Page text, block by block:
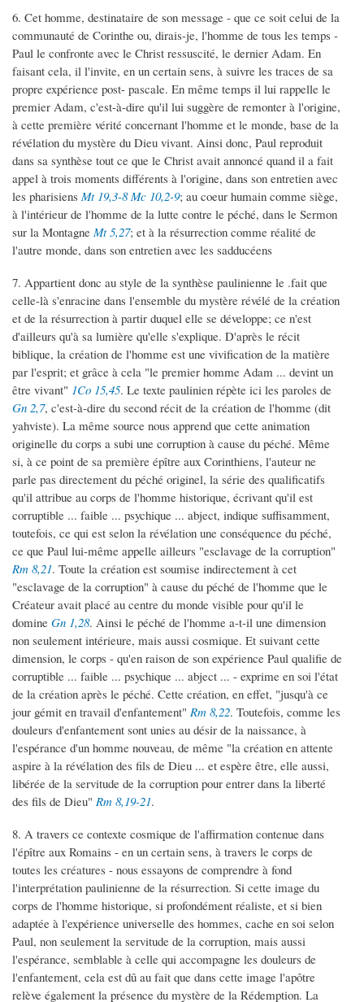
6. Cet homme, destinataire de son message - que ce soit celui de la
communauté de Corinthe ou, dirais-je, l'homme de tous les temps -
Paul le confronte avec le Christ ressuscité, le dernier Adam. En
faisant cela, il l'invite, en un certain sens, à suivre les traces de sa
propre expérience post- pascale. En même temps il lui rappelle le
premier Adam, c'est-à-dire qu'il lui suggère de remonter à l'origine,
à cette première vérité concernant l'homme et le monde, base de la
révélation du mystère du Dieu vivant. Ainsi donc, Paul reproduit
dans sa synthèse tout ce que le Christ avait annoncé quand il a fait
appel à trois moments différents à l'origine, dans son entretien avec
les pharisiens Mt 19,3-8 Mc 10,2-9; au coeur humain comme siège,
à l'intérieur de l'homme de la lutte contre le péché, dans le Sermon
sur la Montagne Mt 5,27; et à la résurrection comme réalité de
l'autre monde, dans son entretien avec les sadducéens
7. Appartient donc au style de la synthèse paulinienne le .fait que
celle-là s'enracine dans l'ensemble du mystère révélé de la création
et de la résurrection à partir duquel elle se développe; ce n'est
d'ailleurs qu'à sa lumière qu'elle s'explique. D'après le récit
biblique, la création de l'homme est une vivification de la matière
par l'esprit; et grâce à cela "le premier homme Adam ... devint un
être vivant" 1Co 15,45. Le texte paulinien répète ici les paroles de
Gn 2,7, c'est-à-dire du second récit de la création de l'homme (dit
yahviste). La même source nous apprend que cette animation
originelle du corps a subi une corruption à cause du péché. Même
si, à ce point de sa première épître aux Corinthiens, l'auteur ne
parle pas directement du péché originel, la série des qualificatifs
qu'il attribue au corps de l'homme historique, écrivant qu'il est
corruptible ... faible ... psychique ... abject, indique suffisamment,
toutefois, ce qui est selon la révélation une conséquence du péché,
ce que Paul lui-même appelle ailleurs "esclavage de la corruption"
Rm 8,21. Toute la création est soumise indirectement à cet
"esclavage de la corruption" à cause du péché de l'homme que le
Créateur avait placé au centre du monde visible pour qu'il le
domine Gn 1,28. Ainsi le péché de l'homme a-t-il une dimension
non seulement intérieure, mais aussi cosmique. Et suivant cette
dimension, le corps - qu'en raison de son expérience Paul qualifie de
corruptible ... faible ... psychique ... abject ... - exprime en soi l'état
de la création après le péché. Cette création, en effet, "jusqu'à ce
jour gémit en travail d'enfantement" Rm 8,22. Toutefois, comme les
douleurs d'enfantement sont unies au désir de la naissance, à
l'espérance d'un homme nouveau, de même "la création en attente
aspire à la révélation des fils de Dieu ... et espère être, elle aussi,
libérée de la servitude de la corruption pour entrer dans la liberté
des fils de Dieu" Rm 8,19-21.
8. A travers ce contexte cosmique de l'affirmation contenue dans
l'épître aux Romains - en un certain sens, à travers le corps de
toutes les créatures - nous essayons de comprendre à fond
l'interprétation paulinienne de la résurrection. Si cette image du
corps de l'homme historique, si profondément réaliste, et si bien
adaptée à l'expérience universelle des hommes, cache en soi selon
Paul, non seulement la servitude de la corruption, mais aussi
l'espérance, semblable à celle qui accompagne les douleurs de
l'enfantement, cela est dû au fait que dans cette image l'apôtre
relève également la présence du mystère de la Rédemption. La